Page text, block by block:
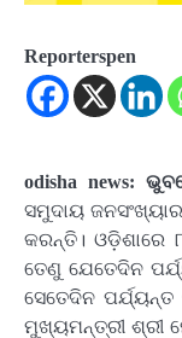
Reporterspen
odisha news:
ସମୁଦାୟ
କରନ୍ତି। ଓଡ଼ିଶାରେ
ତେଣୁ ଯେତେଦିନ
ସେତେଦିନ
ମୁଖ୍ୟମନ୍ତ୍ରୀ ଶ୍ରୀ